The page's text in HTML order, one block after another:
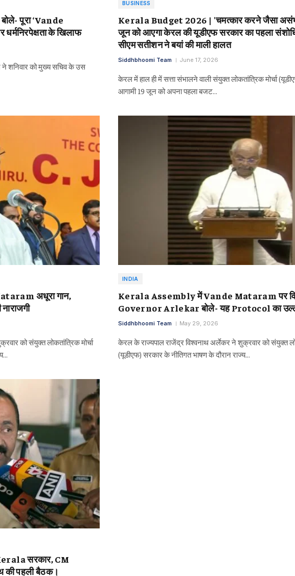
पूरा ‘Vande
के खिलाफ
ने शनिवार को मुख्य सचिव के उस
BUSINESS
Kerala Budget 2026 | 'चमत्कार करने जैसा
जून को आएगा केरल की यूडीएफ सरकार का पहला
सीएम सतीशन ने बयां की माली हालत
Siddhbhoomi Team June 17, 2026
केरल में हाल ही में सत्ता संभालने वाली संयुक्त लोकतांत्रिक मोर्चा
आगामी 19 जून को अपना पहला बजट…
अधूरा गान,
को संयुक्त लोकतांत्रिक मोर्चा
INDIA
Kerala Assembly में Vande Mataram पर
Governor Arlekar बोले- यह Protocol का
Siddhbhoomi Team May 29, 2026
केरल के राज्यपाल राजेंद्र विश्वनाथ अर्लेकर ने शुक्रवार को संयुक्त
(यूडीएफ) सरकार के नीतिगत भाषण के दौरान राज्य…
सरकार, CM
पहली बैठक।